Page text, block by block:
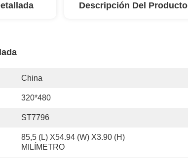
Descripción Del Producto
China
320*480
ST7796
85,5 (L) X54.94 (W) X3.90 (H)
MILÍMETRO